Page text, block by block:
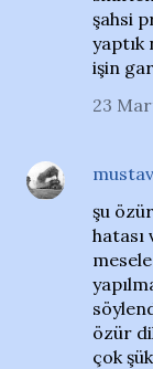
şahsi
yaptık
işin
23
şu
hatası
özür
çok